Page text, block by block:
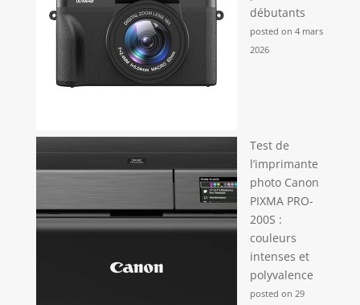
débutants
posted on 4 mars
2026
Test de
l’imprimante
photo Canon
PIXMA PRO-
200S :
couleurs
intenses et
polyvalence
posted on 29